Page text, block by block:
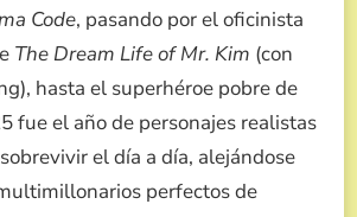
Code, pasando por el oficinista
The Dream Life of Mr. Kim (con
hasta el superhéroe pobre de
fue el año de personajes realistas
el día a día, alejándose
perfectos de